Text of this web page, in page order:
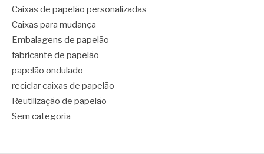
Caixas de papelão personalizadas
Caixas para mudança
Embalagens de papelão
fabricante de papelão
papelão ondulado
reciclar caixas de papelão
Reutilização de papelão
Sem categoria